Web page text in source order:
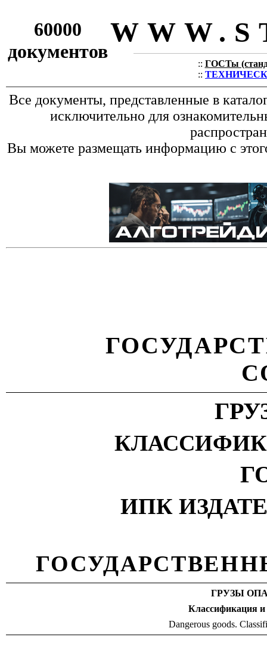
60000
документов
:: ГОСТы
::
Все документы, представленные в
исключительно для
Вы можете размещать информацию с
ИПК
ГРУЗЫ
Классификация
Dangerous goods.